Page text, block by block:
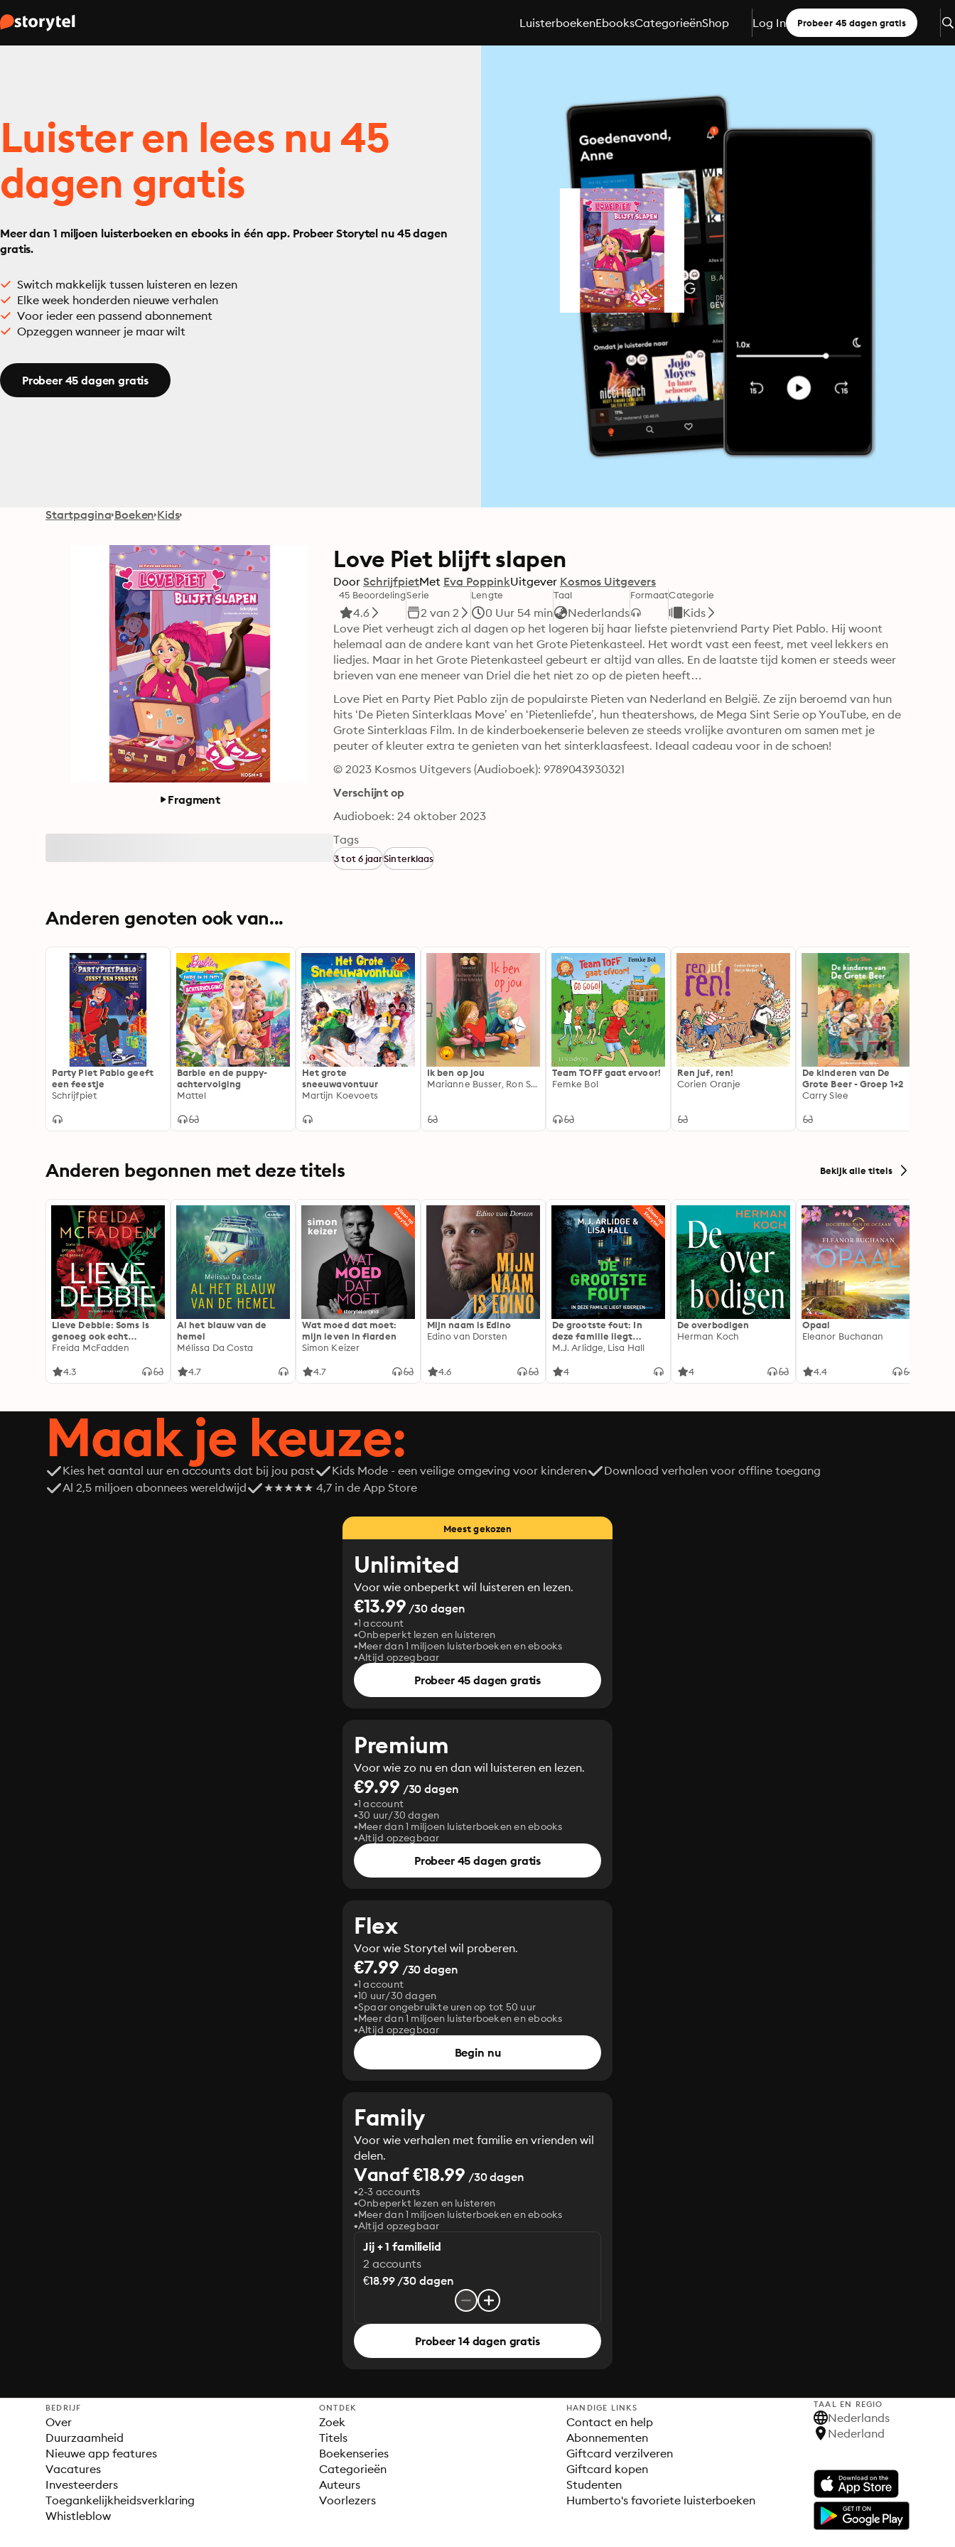
LuisterboekenEbooksCategorieënShop Log In Probeer 45 dagen gratis
Luister en lees nu 45
dagen gratis
Meer dan 1 miljoen luisterboeken en ebooks in één app. Probeer Storytel nu 45 dagen
gratis.
Switch makkelijk tussen luisteren en lezen
Elke week honderden nieuwe verhalen
Voor ieder een passend abonnement
Opzeggen wanneer je maar wilt
Probeer 45 dagen gratis
Startpagina Boeken Kids
Fragment
Love Piet blijft slapen
Door SchrijfpietMet Eva PoppinkUitgever Kosmos Uitgevers
45 Beoordeling
4.6
Serie
2 van 2
Lengte
0 Uur 54 min
Taal
Nederlands
FormaatCategorie
Kids
Love Piet verheugt zich al dagen op het logeren bij haar liefste pietenvriend Party Piet Pablo. Hij woont
helemaal aan de andere kant van het Grote Pietenkasteel. Het wordt vast een feest, met veel lekkers en
liedjes. Maar in het Grote Pietenkasteel gebeurt er altijd van alles. En de laatste tijd komen er steeds weer
brieven van ene meneer van Driel die het niet zo op de pieten heeft…
Love Piet en Party Piet Pablo zijn de populairste Pieten van Nederland en België. Ze zijn beroemd van hun
hits ‘De Pieten Sinterklaas Move’ en ‘Pietenliefde’, hun theatershows, de Mega Sint Serie op YouTube, en de
Grote Sinterklaas Film. In de kinderboekenserie beleven ze steeds vrolijke avonturen om samen met je
peuter of kleuter extra te genieten van het sinterklaasfeest. Ideaal cadeau voor in de schoen!
© 2023 Kosmos Uitgevers (Audioboek): 9789043930321
Verschijnt op
Audioboek: 24 oktober 2023
Tags
3 tot 6 jaarSinterklaas
Anderen genoten ook van...
Party Piet Pablo geeft
een feestje
Schrijfpiet
Barbie en de puppy-
achtervolging
Mattel
Het grote
sneeuwavontuur
Martijn Koevoets
Ik ben op jou
Marianne Busser, Ron Schröder
Team TOFF gaat ervoor!
Femke Bol
Ren juf, ren!
Corien Oranje
De kinderen van De
Grote Beer - Groep 1+2
Carry Slee
Anderen begonnen met deze titels Bekijk alle titels
Lieve Debbie: Soms is
genoeg ook echt
genoeg...
Freida McFadden
4.3
Al het blauw van de
hemel
Mélissa Da Costa
4.7
Wat moed dat moet:
mijn leven in flarden
Simon Keizer
4.7
Mijn naam is Edino
Edino van Dorsten
4.6
De grootste fout: In
deze familie liegt
iedereen
M.J. Arlidge, Lisa Hall
4
De overbodigen
Herman Koch
4
Opaal
Eleanor Buchanan
4.4
Maak je keuze:
Kies het aantal uur en accounts dat bij jou past Kids Mode - een veilige omgeving voor kinderen
Download verhalen voor offline toegang
Al 2,5 miljoen abonnees wereldwijd
★★★★★ 4,7 in de App Store
Meest gekozen
Unlimited
Voor wie onbeperkt wil luisteren en lezen.
€13.99 /30 dagen
1 account
Onbeperkt lezen en luisteren
Meer dan 1 miljoen luisterboeken en ebooks
Altijd opzegbaar
Probeer 45 dagen gratis
Premium
Voor wie zo nu en dan wil luisteren en lezen.
€9.99 /30 dagen
1 account
30 uur/30 dagen
Meer dan 1 miljoen luisterboeken en ebooks
Altijd opzegbaar
Probeer 45 dagen gratis
Flex
Voor wie Storytel wil proberen.
€7.99 /30 dagen
1 account
10 uur/30 dagen
Spaar ongebruikte uren op tot 50 uur
Meer dan 1 miljoen luisterboeken en ebooks
Altijd opzegbaar
Begin nu
Family
Voor wie verhalen met familie en vrienden wil
delen.
Vanaf €18.99 /30 dagen
2-3 accounts
Onbeperkt lezen en luisteren
Meer dan 1 miljoen luisterboeken en ebooks
Altijd opzegbaar
Jij + 1 familielid
2 accounts
€18.99 /30 dagen
Probeer 14 dagen gratis
BEDRIJF
Over
Duurzaamheid
Nieuwe app features
Vacatures
Investeerders
Toegankelijkheidsverklaring
Whistleblow
ONTDEK
Zoek
Titels
Boekenseries
Categorieën
Auteurs
Voorlezers
HANDIGE LINKS
Contact en help
Abonnementen
Giftcard verzilveren
Giftcard kopen
Studenten
Humberto's favoriete luisterboeken
TAAL EN REGIO
Nederlands
Nederland